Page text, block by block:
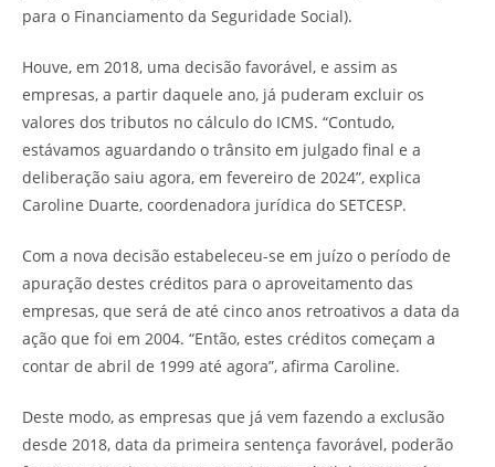
para o Financiamento da Seguridade Social).
Houve, em 2018, uma decisão favorável, e assim as
empresas, a partir daquele ano, já puderam excluir os
valores dos tributos no cálculo do ICMS. “Contudo,
estávamos aguardando o trânsito em julgado final e a
deliberação saiu agora, em fevereiro de 2024”, explica
Caroline Duarte, coordenadora jurídica do SETCESP.
Com a nova decisão estabeleceu-se em juízo o período de
apuração destes créditos para o aproveitamento das
empresas, que será de até cinco anos retroativos a data da
ação que foi em 2004. “Então, estes créditos começam a
contar de abril de 1999 até agora”, afirma Caroline.
Deste modo, as empresas que já vem fazendo a exclusão
desde 2018, data da primeira sentença favorável, poderão